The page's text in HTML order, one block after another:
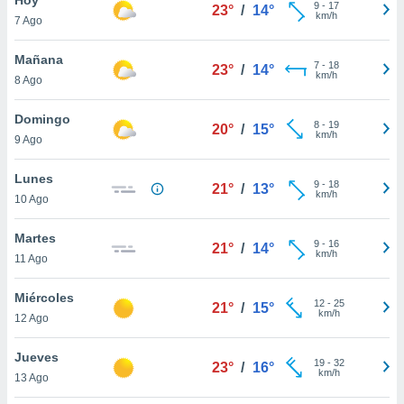
en
más
nuestra
de
cookies
aceptar
7 Ago
23° / 14° 9- 17
km/h
Mañana
8 Ago
23° / 14° 7- 18
km/h
Domingo
9 Ago
20° / 15° 8- 19
km/h
Lunes
10 Ago
21° / 13° 9- 18
km/h
Martes
11 Ago
21° / 14° 9- 16
km/h
Miércoles
12 Ago
21° / 15° 12- 25
km/h
Jueves
13 Ago
23° / 16° 19- 32
km/h